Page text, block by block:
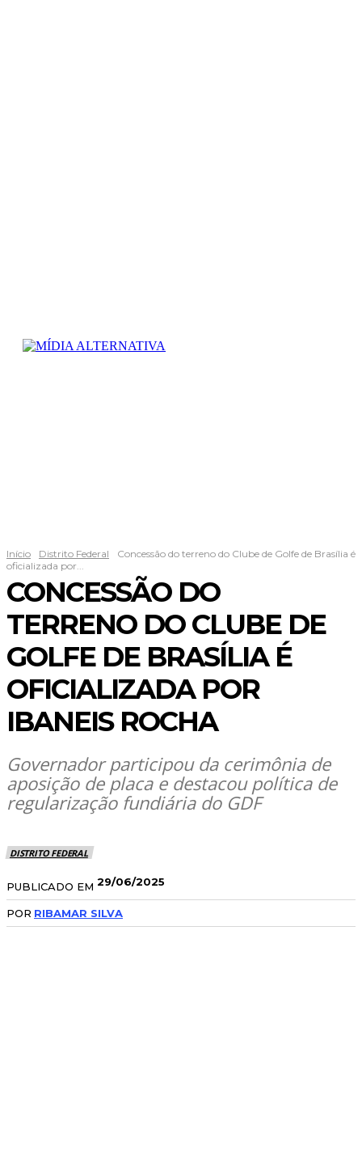
Início Distrito Federal
Concessão do terreno do Clube de Golfe de Brasília é
oficializada por...
CONCESSÃO DO
TERRENO DO CLUBE DE
GOLFE DE BRASÍLIA É
OFICIALIZADA POR
IBANEIS ROCHA
Governador participou da cerimônia de
aposição de placa e destacou política de
regularização fundiária do GDF
DISTRITO FEDERAL
PUBLICADO EM 29/06/2025
POR RIBAMAR SILVA